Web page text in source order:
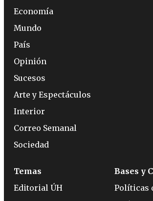
Economía
Mundo
País
Opinión
Sucesos
Arte y Espectáculos
Interior
Correo Semanal
Sociedad
Temas
Editorial ÚH
Bases y
Políticas